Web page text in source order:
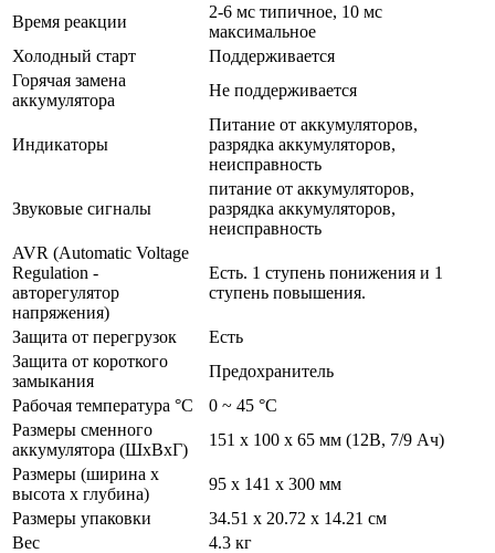
Время реакции
2-6 мс типичное, 10 мс
максимальное
Холодный старт
Поддерживается
Горячая замена
аккумулятора
Не поддерживается
Индикаторы
Питание от аккумуляторов,
разрядка аккумуляторов,
неисправность
Звуковые сигналы
питание от аккумуляторов,
разрядка аккумуляторов,
неисправность
AVR (Automatic Voltage
Regulation -
авторегулятор
напряжения)
Есть. 1 ступень понижения и 1
ступень повышения.
Защита от перегрузок
Есть
Защита от короткого
замыкания
Предохранитель
Рабочая температура °С
0 ~ 45 °C
Размеры сменного
аккумулятора (ШхВхГ)
151 х 100 х 65 мм (12В, 7/­9 Ач)
Размеры (ширина х
высота х глубина)
95 x 141 x 300 мм
Размеры упаковки
34.51 x 20.72 x 14.21 см
Вес
4.3 кг